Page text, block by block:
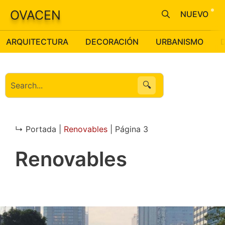
Saltar
contenido
OVACEN
ARQUITECTURA DECORACIÓN URBANISMO
NUEVO
🔍
↳ Portada | Renovables Página 3
Renovables